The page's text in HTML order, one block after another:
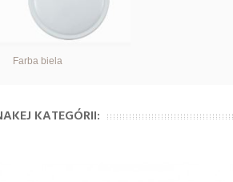
biela
KATEGÓRII: